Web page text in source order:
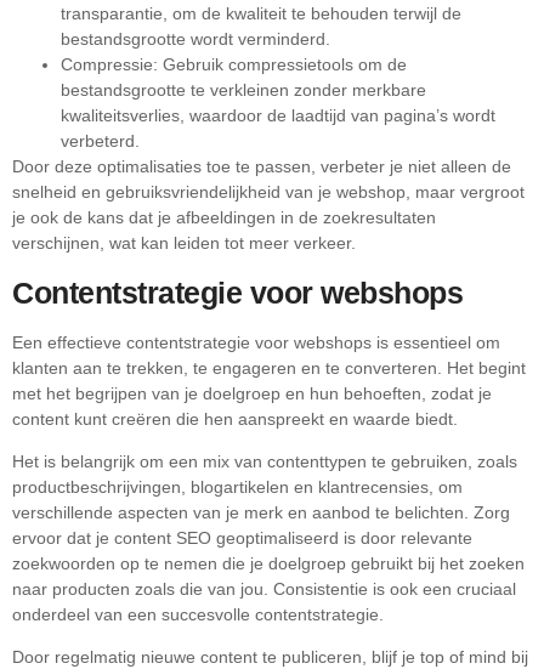
transparantie, om de kwaliteit te behouden terwijl de
bestandsgrootte wordt verminderd.
Compressie: Gebruik compressietools om de
bestandsgrootte te verkleinen zonder merkbare
kwaliteitsverlies, waardoor de laadtijd van pagina’s wordt
verbeterd.
Door deze optimalisaties toe te passen, verbeter je niet alleen de
snelheid en gebruiksvriendelijkheid van je webshop, maar vergroot
je ook de kans dat je afbeeldingen in de zoekresultaten
verschijnen, wat kan leiden tot meer verkeer.
Contentstrategie voor webshops
Een effectieve contentstrategie voor webshops is essentieel om
klanten aan te trekken, te engageren en te converteren. Het begint
met het begrijpen van je doelgroep en hun behoeften, zodat je
content kunt creëren die hen aanspreekt en waarde biedt.
Het is belangrijk om een mix van contenttypen te gebruiken, zoals
productbeschrijvingen, blogartikelen en klantrecensies, om
verschillende aspecten van je merk en aanbod te belichten. Zorg
ervoor dat je content SEO geoptimaliseerd is door relevante
zoekwoorden op te nemen die je doelgroep gebruikt bij het zoeken
naar producten zoals die van jou. Consistentie is ook een cruciaal
onderdeel van een succesvolle contentstrategie.
Door regelmatig nieuwe content te publiceren, blijf je top of mind bij